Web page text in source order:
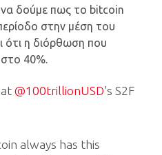
να δούμε πως το bitcoin
στην μέση του
ότι η διόρθωση που
40%.
@100trillionUSD's S2F
always has this